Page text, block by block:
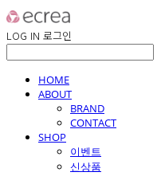
LOG IN 로그인
HOME
ABOUT
BRAND
CONTACT
SHOP
이벤트
신상품